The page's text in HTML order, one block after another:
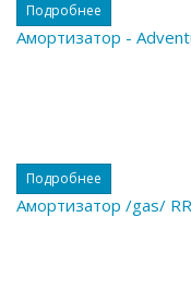
Подробнее
Амортизатор -
Подробнее
Амортизатор /gas/ RR